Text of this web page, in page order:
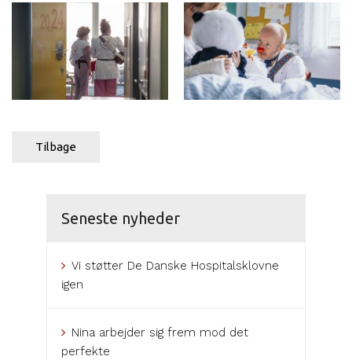
Tilbage
Seneste nyheder
Vi støtter De Danske Hospitalsklovne
igen
Nina arbejder sig frem mod det
perfekte